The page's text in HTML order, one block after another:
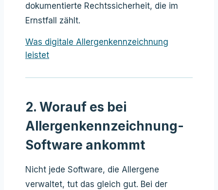
dokumentierte Rechtssicherheit, die im
Ernstfall zählt.
Was digitale Allergenkennzeichnung
leistet
2. Worauf es bei
Allergenkennzeichnung-
Software ankommt
Nicht jede Software, die Allergene
verwaltet, tut das gleich gut. Bei der